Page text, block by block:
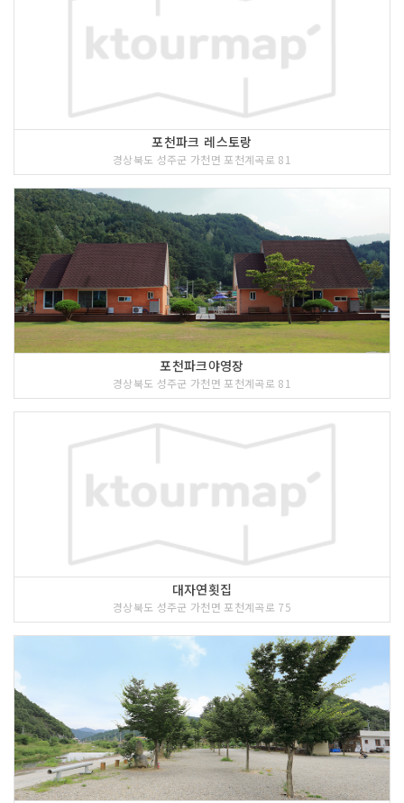
포천파크 레스토랑
경상북도 성주군 가천면 포천계곡로 81
포천파크야영장
경상북도 성주군 가천면 포천계곡로 81
대자연횟집
경상북도 성주군 가천면 포천계곡로 75